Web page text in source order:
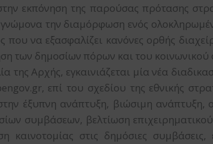
εκπόνηση της παρούσας πρότασης
την διαμόρφωση ενός
που να εξασφαλίζει κανόνες ορθής
των δημοσίων πόρων και του κοινωνικού
της Αρχής, εγκαινιάζεται μία νέα
επί του σχεδίου της εθνικής
έξυπνη ανάπτυξη, βιώσιμη ανάπτυξη,
συμβάσεων, βελτίωση
στις δημόσιες συμβάσεις,